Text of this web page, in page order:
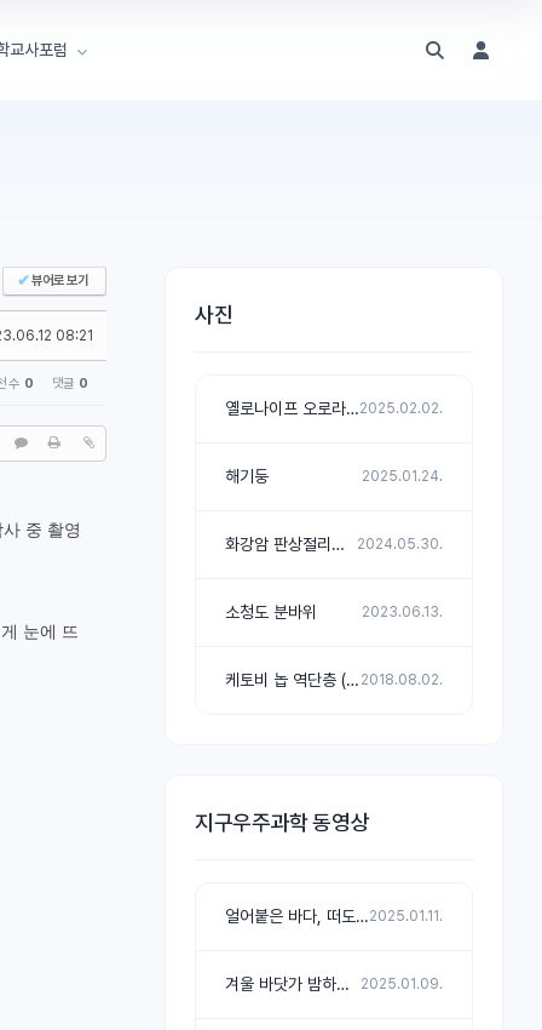
교사포럼
사진
옐로나이프 오로라 관측 첫 날2025.02.02.
해기둥 2025.01.24.
화강암 판상절리와 토르 2024.05.30.
소청도 분바위 2023.06.13.
케토비 놉 역단층 (쓰러스트 단층) 2018.08.02.
지구우주과학 동영상
얼어붙은 바다, 떠도는 유빙 (오이도 연...2025.01.11.
겨울 바닷가 밤하늘 (ft. 사분의자리유... 2025.01.09.
✔뷰어로 보기
08:21
수 0 댓글 0
중 촬영
눈에 뜨